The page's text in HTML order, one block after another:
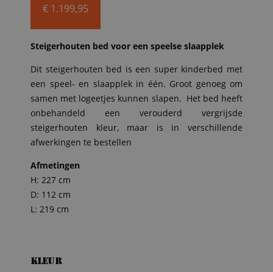
€ 1.199,95
Steigerhouten bed voor een speelse slaapplek
Dit steigerhouten bed is een super kinderbed met
een speel- en slaapplek in één. Groot genoeg om
samen met logeetjes kunnen slapen. Het bed heeft
onbehandeld een verouderd vergrijsde
steigerhouten kleur, maar is in verschillende
afwerkingen te bestellen
Afmetingen
H: 227 cm
D: 112 cm
L: 219 cm
Kleur